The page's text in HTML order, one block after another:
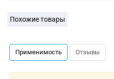
Похожие товары
Применимость Отзывы